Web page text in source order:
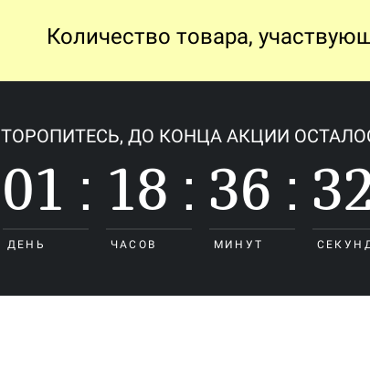
Количество товара,
ТОРОПИТЕСЬ, ДО КОНЦА АКЦИИ
01 :
ДЕНЬ
18 :
ЧАСОВ
36 :
МИНУТ